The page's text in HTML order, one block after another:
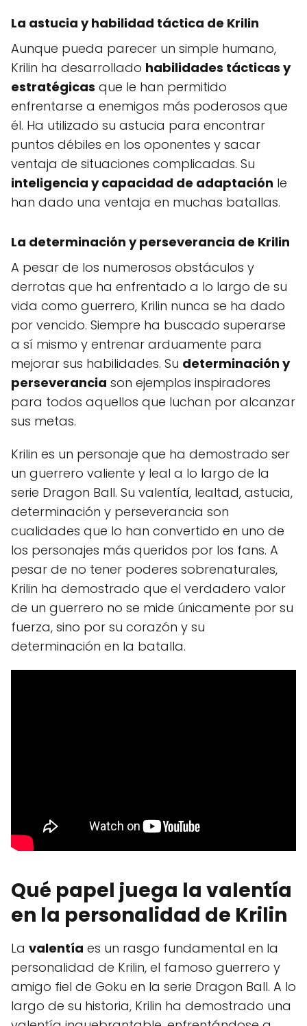
La astucia y habilidad táctica de Krilin
Aunque pueda parecer un simple humano,
Krilin ha desarrollado habilidades tácticas y
estratégicas que le han permitido
enfrentarse a enemigos más poderosos que
él. Ha utilizado su astucia para encontrar
puntos débiles en los oponentes y sacar
ventaja de situaciones complicadas. Su
inteligencia y capacidad de adaptación le
han dado una ventaja en muchas batallas.
La determinación y perseverancia de Krilin
A pesar de los numerosos obstáculos y
derrotas que ha enfrentado a lo largo de su
vida como guerrero, Krilin nunca se ha dado
por vencido. Siempre ha buscado superarse
a sí mismo y entrenar arduamente para
mejorar sus habilidades. Su determinación y
perseverancia son ejemplos inspiradores
para todos aquellos que luchan por alcanzar
sus metas.
Krilin es un personaje que ha demostrado ser
un guerrero valiente y leal a lo largo de la
serie Dragon Ball. Su valentía, lealtad, astucia,
determinación y perseverancia son
cualidades que lo han convertido en uno de
los personajes más queridos por los fans. A
pesar de no tener poderes sobrenaturales,
Krilin ha demostrado que el verdadero valor
de un guerrero no se mide únicamente por su
fuerza, sino por su corazón y su
determinación en la batalla.
Qué papel juega la valentía
en la personalidad de Krilin
La valentía es un rasgo fundamental en la
personalidad de Krilin, el famoso guerrero y
amigo fiel de Goku en la serie Dragon Ball. A lo
largo de su historia, Krilin ha demostrado una